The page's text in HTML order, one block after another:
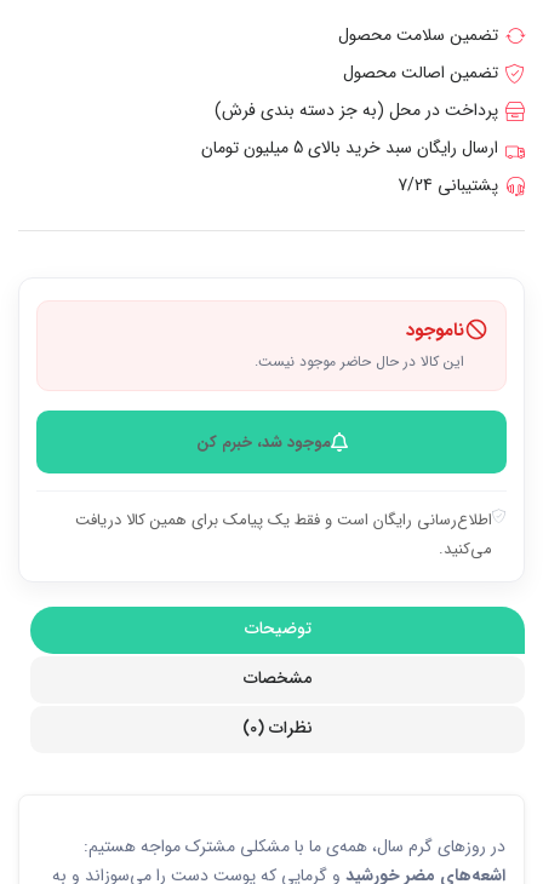
تضمین سلامت محصول
تضمین اصالت محصول
پرداخت در محل (به جز دسته بندی فرش)
ارسال رایگان سبد خرید بالای 5 میلیون تومان
پشتیبانی 7/24
ناموجود
این کالا در حال حاضر موجود نیست.
موجود شد، خبرم کن
اطلاع‌رسانی رایگان است و فقط یک پیامک برای همین کالا دریافت
می‌کنید.
توضیحات
مشخصات
نظرات (0)
در روزهای گرم سال، همه‌ی ما با مشکلی مشترک مواجه هستیم:
اشعه‌های مضر خورشید و گرمایی که پوست دست را می‌سوزاند و به